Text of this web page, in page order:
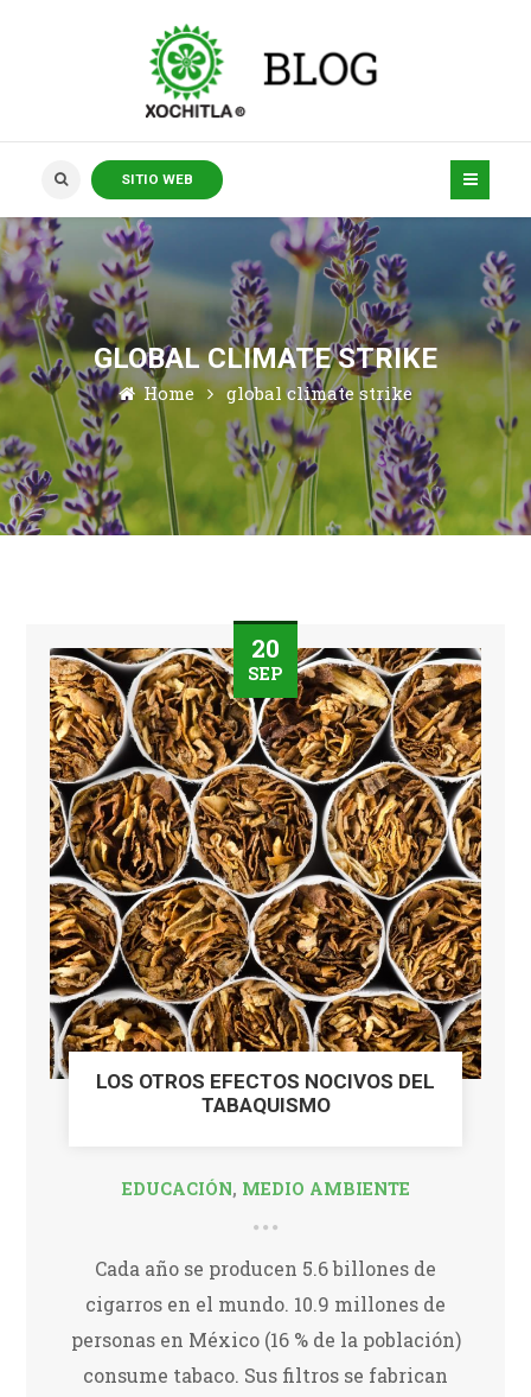
SITIO WEB
GLOBAL CLIMATE STRIKE
Home global climate strike
20
SEP
LOS OTROS EFECTOS NOCIVOS DEL
TABAQUISMO
EDUCACIÓN, MEDIO AMBIENTE
Cada año se producen 5.6 billones de
cigarros en el mundo. 10.9 millones de
personas en México (16 % de la población)
consume tabaco. Sus filtros se fabrican